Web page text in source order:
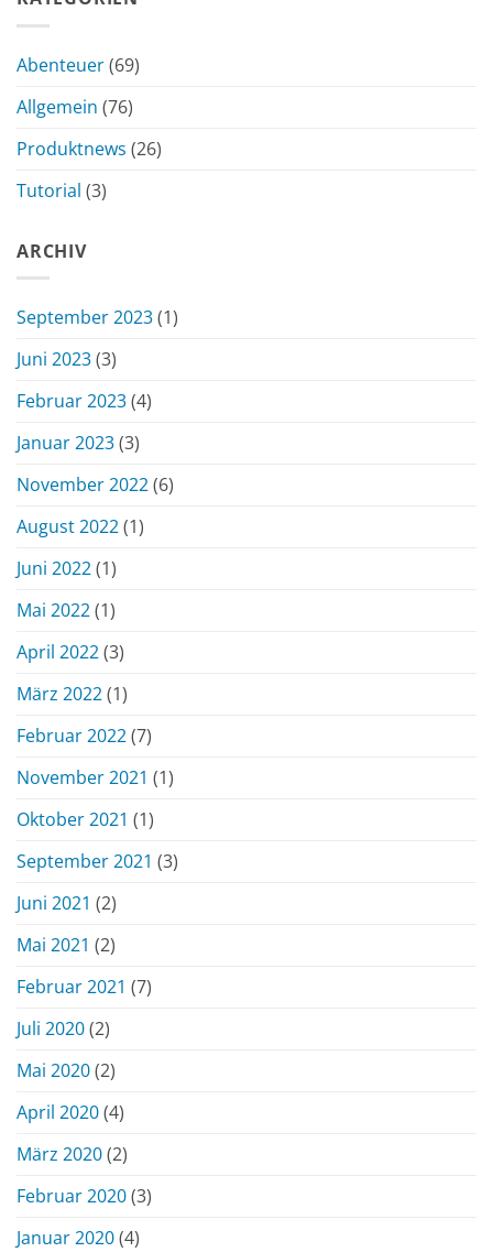
Abenteuer(69)
Allgemein (76)
Produktnews (26)
Tutorial (3)
ARCHIV
September 2023(1)
Juni 2023(3)
Februar 2023(4)
Januar 2023(3)
November 2022(6)
August 2022(1)
Juni 2022(1)
Mai 2022(1)
April 2022(3)
März 2022(1)
Februar 2022(7)
November 2021 (1)
Oktober 2021 (1)
September 2021 (3)
Juni 2021 (2)
Mai 2021 (2)
Februar 2021 (7)
Juli 2020(2)
Mai 2020(2)
April 2020(4)
März 2020(2)
Februar 2020(3)
Januar 2020(4)